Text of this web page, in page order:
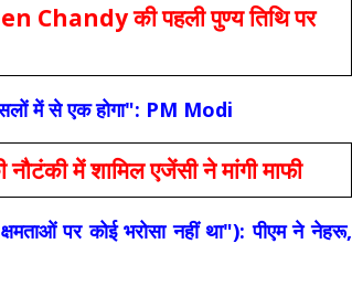
की पहली पुण्य तिथि पर
में से एक होगा": PM Modi
में शामिल एजेंसी ने मांगी माफी
पर कोई भरोसा नहीं था"): पीएम ने नेहरू,